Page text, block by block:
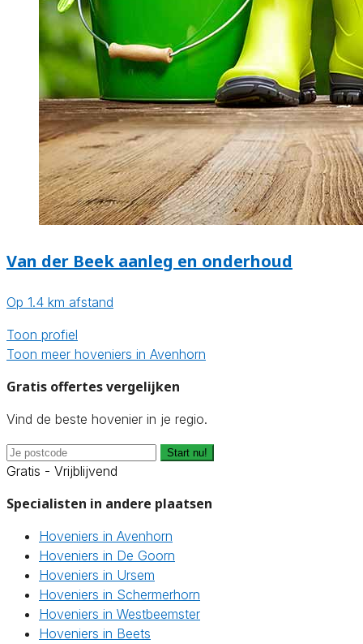
Van der Beek aanleg en onderhoud
Op 1.4 km afstand
Toon profiel
Toon meer hoveniers in Avenhorn
Gratis offertes vergelijken
Vind de beste hovenier in je regio.
Start nu!
Gratis - Vrijblijvend
Specialisten in andere plaatsen
Hoveniers in Avenhorn
Hoveniers in De Goorn
Hoveniers in Ursem
Hoveniers in Schermerhorn
Hoveniers in Westbeemster
Hoveniers in Beets